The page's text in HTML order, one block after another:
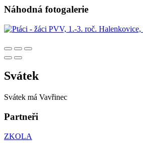
Náhodná fotogalerie
Svátek
Svátek má Vavřinec
Partneři
ZKOLA